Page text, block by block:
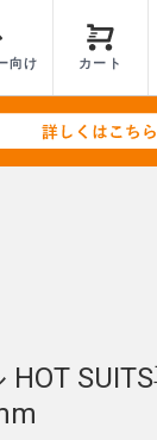
向け カート